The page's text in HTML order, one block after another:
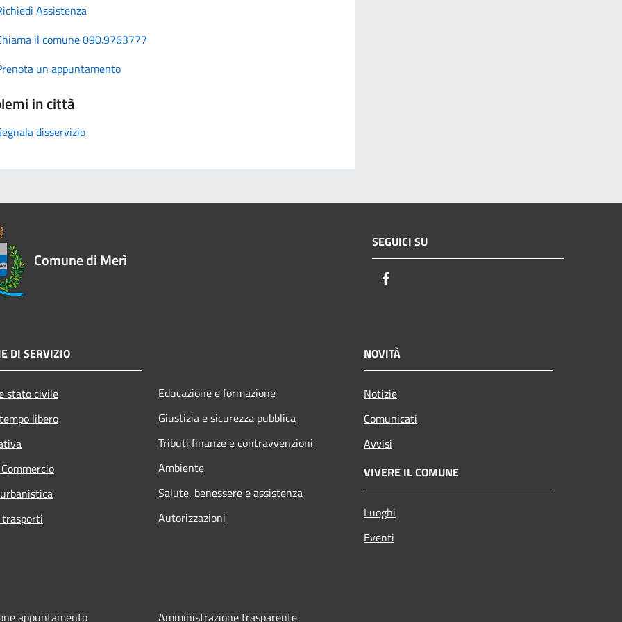
Assistenza
il comune 090.9763777
un appuntamento
in città
disservizio
Comune di Merì
SEGUICI SU
DI SERVIZIO
stato civile
libero
Educazione e formazione
Giustizia e sicurezza pubblica
Tributi,finanze e contravvenzioni
Ambiente
Salute, benessere e assistenza
Autorizzazioni
NOVITÀ
Notizie
Comunicati
Avvisi
VIVERE IL COMUNE
Luoghi
Eventi
appuntamento Amministrazione trasparente